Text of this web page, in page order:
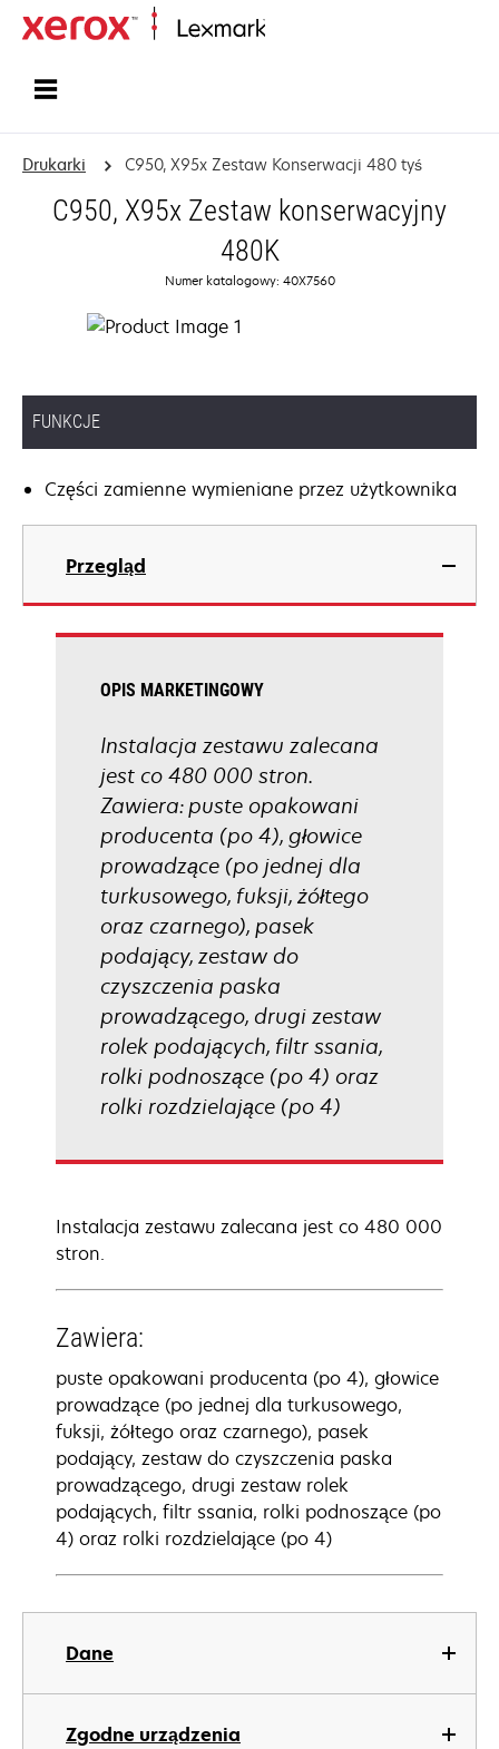
Drukarki C950, X95x Zestaw Konserwacji 480 tyś
C950, X95x Zestaw konserwacyjny
480K
Numer katalogowy: 40X7560
FUNKCJE
Części zamienne wymieniane przez użytkownika
Przegląd
Dane
Zgodne urządzenia
OPIS MARKETINGOWY
Instalacja zestawu zalecana
jest co 480 000 stron.
Zawiera: puste opakowani
producenta (po 4), głowice
prowadzące (po jednej dla
turkusowego, fuksji, żółtego
oraz czarnego), pasek
podający, zestaw do
czyszczenia paska
prowadzącego, drugi zestaw
rolek podających, filtr ssania,
rolki podnoszące (po 4) oraz
rolki rozdzielające (po 4)
Instalacja zestawu zalecana jest co 480 000
stron.
Zawiera:
puste opakowani producenta (po 4), głowice
prowadzące (po jednej dla turkusowego,
fuksji, żółtego oraz czarnego), pasek
podający, zestaw do czyszczenia paska
prowadzącego, drugi zestaw rolek
podających, filtr ssania, rolki podnoszące (po
4) oraz rolki rozdzielające (po 4)